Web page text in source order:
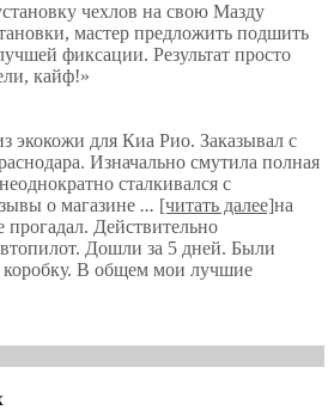
чехлов на свою Мазду
мастер предложить подшить
фиксации. Результат просто
кайф!»
экокожи для Киа Рио. Заказывал с
Изначально смутила полная
сталкивался с
о магазине ... [читать далее]на
прогадал. Действительно
Дошли за 5 дней. Были
коробку. В общем мои лучшие